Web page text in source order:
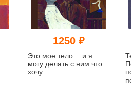
1250 ₽
Это мое тело… и я
могу делать с ним что
хочу